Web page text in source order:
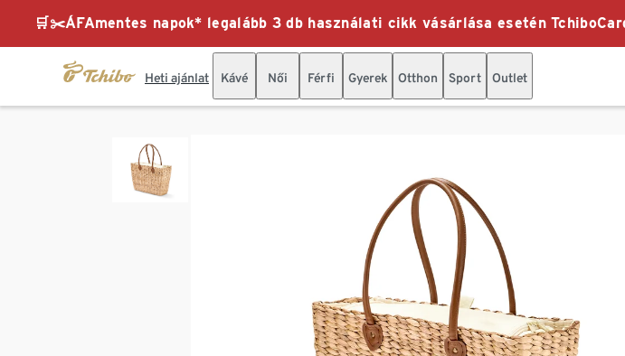
🛒✂️ÁFAmentes napok* legalább 3 db használati cikk vásárlása esetén
Heti ajánlat Kávé Női Férfi Gyerek Otthon Sport Outlet